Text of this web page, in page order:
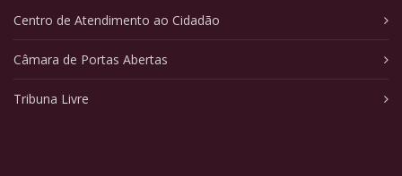
Centro de Atendimento ao Cidadão
Câmara de Portas Abertas
Tribuna Livre